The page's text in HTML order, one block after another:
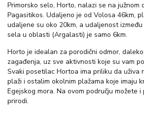
Primorsko selo, Horto, nalazi se na južnom
Pagasitikos. Udaljeno je od Volosa 46km,
udaljene su oko 20km, a udaljenost
sela u oblasti (Argalasti) je samo 6km.
Horto je idealan za porodični odmor,
zagađenja, uz sve aktivnosti koje su vam
Svaki posetilac Hortoa ima priliku da uživa
plaži i ostalim okolnim plažama koje imaju
Egejskog mora. Na ovom području možete
prirodi.